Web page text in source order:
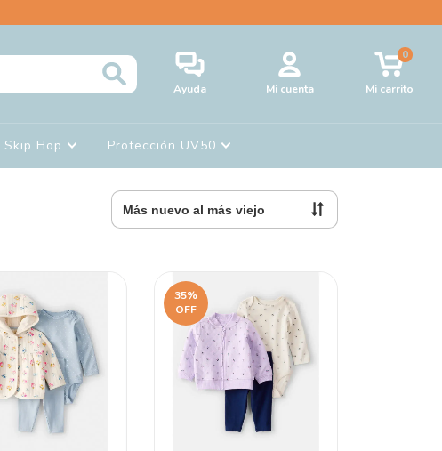
Ayuda Mi cuenta Mi carrito
0
Skip Hop Protección UV50
35%
OFF